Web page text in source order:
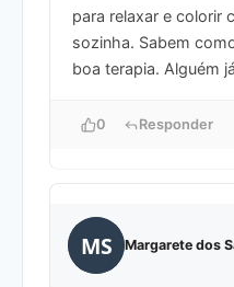
para relaxar e colorir
sozinha. Sabem
boa terapia. Alguém
0 Responder
MS Margarete dos